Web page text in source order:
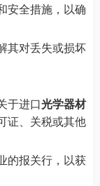
安全措施，以确
其对丢失或损坏
于进口光学器材
证、关税或其他
的报关行，以获